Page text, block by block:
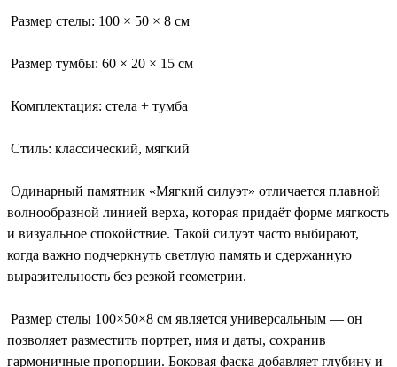
Размер стелы: 100 × 50 × 8 см
Размер тумбы: 60 × 20 × 15 см
Комплектация: стела + тумба
Стиль: классический, мягкий
Одинарный памятник «Мягкий силуэт» отличается плавной
волнообразной линией верха, которая придаёт форме мягкость
и визуальное спокойствие. Такой силуэт часто выбирают,
когда важно подчеркнуть светлую память и сдержанную
выразительность без резкой геометрии.
Размер стелы 100×50×8 см является универсальным — он
позволяет разместить портрет, имя и даты, сохранив
гармоничные пропорции. Боковая фаска добавляет глубину и